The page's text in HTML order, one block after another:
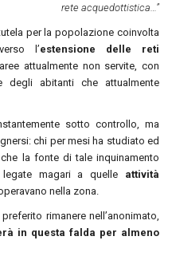
rete acquedottistica…”
per la popolazione coinvolta
l’estensione delle reti
attualmente non servite, con
abitanti che attualmente
sotto controllo, ma
chi per mesi ha studiato ed
la fonte di tale inquinamento
magari a quelle
attività
nella zona.
rimanere nell’anonimato,
in questa falda per almeno